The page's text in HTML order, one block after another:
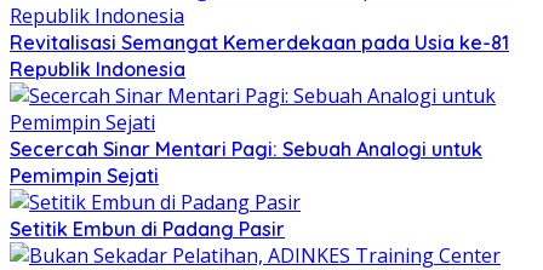
Revitalisasi Semangat Kemerdekaan pada Usia ke-81
Republik Indonesia
Secercah Sinar Mentari Pagi: Sebuah Analogi untuk
Pemimpin Sejati
Setitik Embun di Padang Pasir